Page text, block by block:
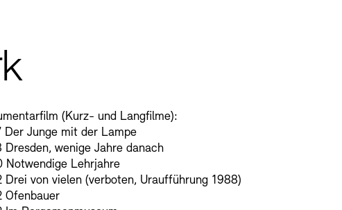
(Kurz- und Langfilme):
Der Junge mit der Lampe
Dresden, wenige Jahre danach
Notwendige Lehrjahre
Drei von vielen (verboten, Uraufführung 1988)
Ofenbauer